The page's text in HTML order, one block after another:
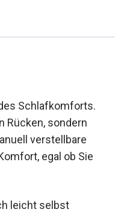
Schlafkomforts.
Rücken, sondern
verstellbare
egal ob Sie
leicht selbst